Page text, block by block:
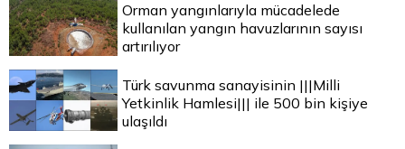
Orman yangınlarıyla mücadelede
kullanılan yangın havuzlarının sayısı
artırılıyor
Türk savunma sanayisinin |||Milli
Yetkinlik Hamlesi||| ile 500 bin kişiye
ulaşıldı